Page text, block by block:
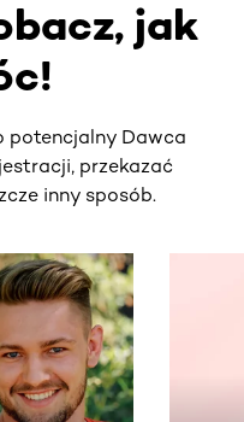
jak
potencjalny Dawca
przekazać
inny sposób.
w poziomie. Użyj